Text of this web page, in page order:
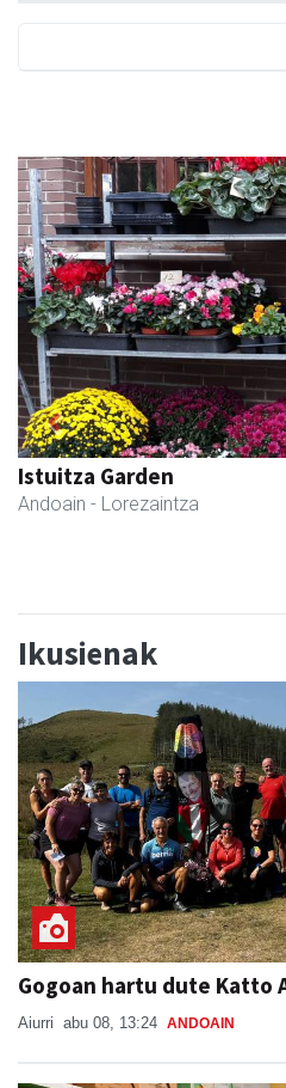
Zabala bitxitegia
Andoain - Bitxitegiak
Previous
Ikusienak
Gogoan hartu dute Katto
Aiurri abu 08, 13:24 ANDOAIN